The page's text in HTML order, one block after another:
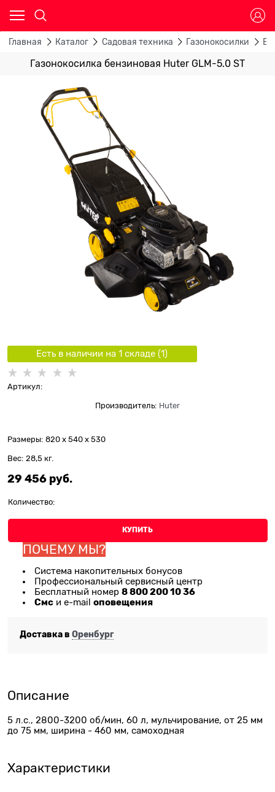
Главная Каталог Садовая техника Газонокосилки
Газонокосилка бензиновая Huter GLM-5.0 ST
Есть в наличии на 1 складe (1)
Артикул:
Производитель: Huter
Размеры: 820 x 540 x 530
Вес: 28,5 кг.
29 456 руб.
Количество:
КУПИТЬ
ПОЧЕМУ МЫ?
Система накопительных бонусов
Профессиональный сервисный центр
Бесплатный номер 8 800 200 10 36
Смс и e-mail оповещения
Доставка в Оренбург
Описание
5 л.с., 2800-3200 об/мин, 60 л, мульчирование, от 25 мм
до 75 мм, ширина - 460 мм, самоходная
Характеристики